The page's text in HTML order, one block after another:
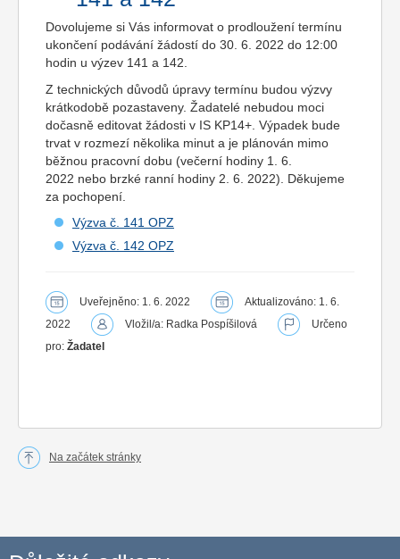
Dovolujeme si Vás informovat o prodloužení termínu
ukončení podávání žádostí do 30. 6. 2022 do 12:00
hodin u výzev 141 a 142.
Z technických důvodů úpravy termínu budou výzvy
krátkodobě pozastaveny. Žadatelé nebudou moci
dočasně editovat žádosti v IS KP14+. Výpadek bude
trvat v rozmezí několika minut a je plánován mimo
běžnou pracovní dobu (večerní hodiny 1. 6.
2022 nebo brzké ranní hodiny 2. 6. 2022). Děkujeme
za pochopení.
Výzva č. 141 OPZ
Výzva č. 142 OPZ
Uveřejněno: 1. 6. 2022
Aktualizováno: 1. 6.
2022
Vložil/a: Radka Pospíšilová
Určeno
pro: Žadatel
Na začátek stránky